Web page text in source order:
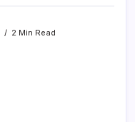
2 Min Read